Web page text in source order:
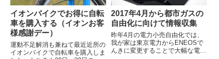
イオンバイクでお得に自転
車を購入する（イオンお客
様感謝デー）
運動不足解消も兼ねて最近近所の
イオンバイクで自転車を購入しま
2017年4月から都市ガスの
自由化に向けて情報収集
昨年4月の電力小売自由化では、
我が家は東京電力からENEOSで
んきに変更することで大幅な電気